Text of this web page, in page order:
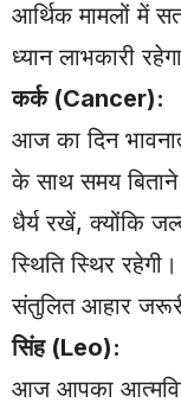
आर्थिक मामलों में
ध्यान लाभकारी
कर्क (Cancer):
आज का दिन
के साथ समय
धैर्य रखें, क्योंकि
स्थिति स्थिर
संतुलित आहार
सिंह (Leo):
आज आपका